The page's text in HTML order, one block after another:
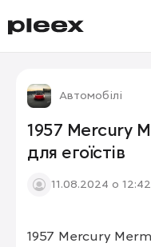
Автомобілі
1957 Mercury
для егоїстів
11.08.2024 о 12:42
1957 Mercury